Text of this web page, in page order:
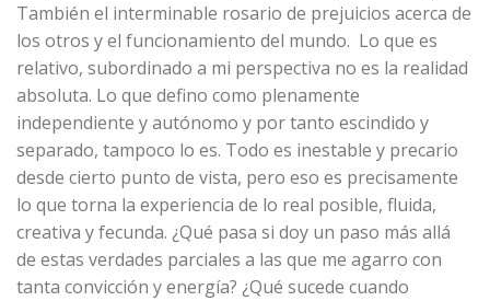
También el interminable rosario de prejuicios acerca de
los otros y el funcionamiento del mundo. Lo que es
relativo, subordinado a mi perspectiva no es la realidad
absoluta. Lo que defino como plenamente
independiente y autónomo y por tanto escindido y
separado, tampoco lo es. Todo es inestable y precario
desde cierto punto de vista, pero eso es precisamente
lo que torna la experiencia de lo real posible, fluida,
creativa y fecunda. ¿Qué pasa si doy un paso más allá
de estas verdades parciales a las que me agarro con
tanta convicción y energía? ¿Qué sucede cuando